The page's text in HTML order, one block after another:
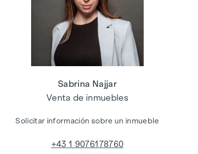
Sabrina Najjar
Venta de inmuebles
Solicitar información sobre un inmueble
+43 1 9076178760